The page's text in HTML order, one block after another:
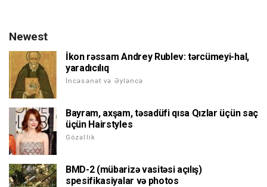
Newest
İkon rəssam Andrey Rublev: tərcümeyi-hal,
yaradıcılıq
İncəsənət və Əyləncə
Bayram, axşam, təsadüfi qısa Qızlar üçün saç
üçün Hairstyles
Gözəllik
BMD-2 (mübarizə vasitəsi açılış)
spesifikasiyalar və photos